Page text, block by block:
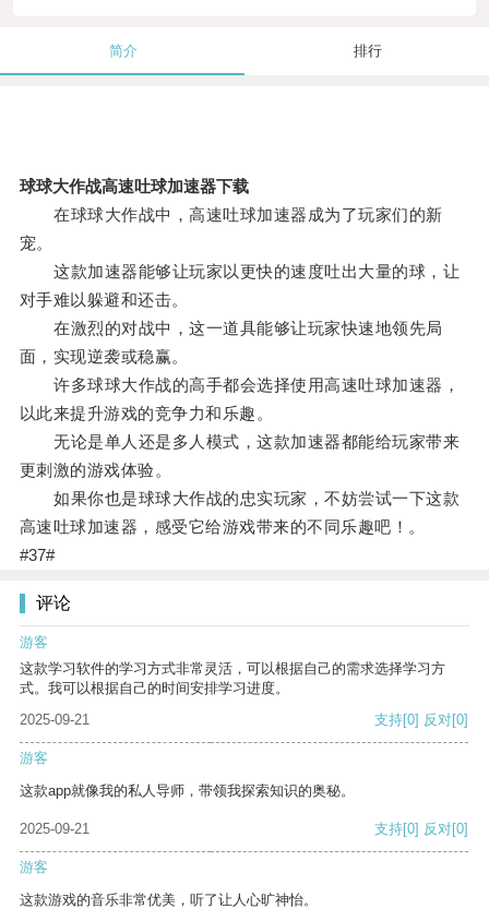
简介 排行
球球大作战高速吐球加速器下载
在球球大作战中，高速吐球加速器成为了玩家们的新
宠。
这款加速器能够让玩家以更快的速度吐出大量的球，让
对手难以躲避和还击。
在激烈的对战中，这一道具能够让玩家快速地领先局
面，实现逆袭或稳赢。
许多球球大作战的高手都会选择使用高速吐球加速器，
以此来提升游戏的竞争力和乐趣。
无论是单人还是多人模式，这款加速器都能给玩家带来
更刺激的游戏体验。
如果你也是球球大作战的忠实玩家，不妨尝试一下这款
高速吐球加速器，感受它给游戏带来的不同乐趣吧！。
#37#
评论
游客
这款学习软件的学习方式非常灵活，可以根据自己的需求选择学习方
式。我可以根据自己的时间安排学习进度。
2025-09-21
支持[0] 反对[0]
游客
这款app就像我的私人导师，带领我探索知识的奥秘。
2025-09-21 支持[0] 反对[0]
游客
这款游戏的音乐非常优美，听了让人心旷神怡。